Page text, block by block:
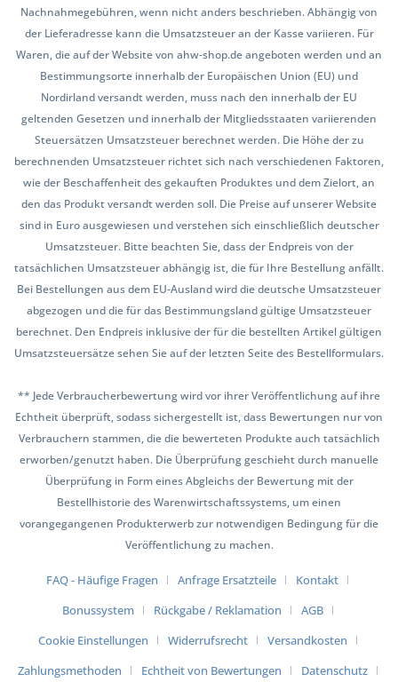
Nachnahmegebühren, wenn nicht anders beschrieben. Abhängig von
der Lieferadresse kann die Umsatzsteuer an der Kasse variieren. Für
Waren, die auf der Website von ahw-shop.de angeboten werden und an
Bestimmungsorte innerhalb der Europäischen Union (EU) und
Nordirland versandt werden, muss nach den innerhalb der EU
geltenden Gesetzen und innerhalb der Mitgliedsstaaten variierenden
Steuersätzen Umsatzsteuer berechnet werden. Die Höhe der zu
berechnenden Umsatzsteuer richtet sich nach verschiedenen Faktoren,
wie der Beschaffenheit des gekauften Produktes und dem Zielort, an
den das Produkt versandt werden soll. Die Preise auf unserer Website
sind in Euro ausgewiesen und verstehen sich einschließlich deutscher
Umsatzsteuer. Bitte beachten Sie, dass der Endpreis von der
tatsächlichen Umsatzsteuer abhängig ist, die für Ihre Bestellung anfällt.
Bei Bestellungen aus dem EU-Ausland wird die deutsche Umsatzsteuer
abgezogen und die für das Bestimmungsland gültige Umsatzsteuer
berechnet. Den Endpreis inklusive der für die bestellten Artikel gültigen
Umsatzsteuersätze sehen Sie auf der letzten Seite des Bestellformulars.
** Jede Verbraucherbewertung wird vor ihrer Veröffentlichung auf ihre
Echtheit überprüft, sodass sichergestellt ist, dass Bewertungen nur von
Verbrauchern stammen, die die bewerteten Produkte auch tatsächlich
erworben/genutzt haben. Die Überprüfung geschieht durch manuelle
Überprüfung in Form eines Abgleichs der Bewertung mit der
Bestellhistorie des Warenwirtschaftssystems, um einen
vorangegangenen Produkterwerb zur notwendigen Bedingung für die
Veröffentlichung zu machen.
FAQ - Häufige Fragen Anfrage Ersatzteile
Kontakt
Bonussystem
Rückgabe / Reklamation
AGB
Cookie Einstellungen
Widerrufsrecht
Versandkosten
Zahlungsmethoden
Echtheit von Bewertungen Datenschutz